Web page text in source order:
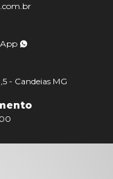
- Candeias MG